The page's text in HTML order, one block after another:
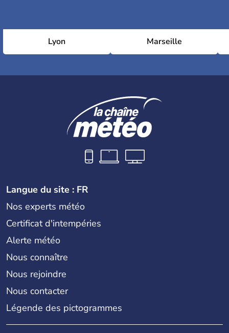
Lyon Marseille
Langue du site : FR
Nos experts météo
Certificat d'intempéries
Alerte météo
Nous connaître
Nous rejoindre
Nous contacter
Légende des pictogrammes